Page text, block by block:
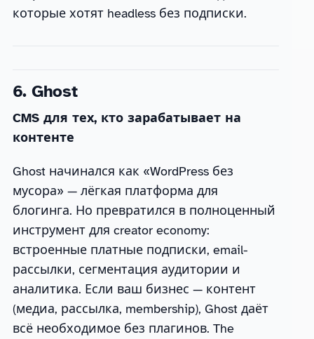
которые хотят headless без подписки.
6. Ghost
CMS для тех, кто зарабатывает на
контенте
Ghost начинался как «WordPress без
мусора» — лёгкая платформа для
блогинга. Но превратился в полноценный
инструмент для creator economy:
встроенные платные подписки, email-
рассылки, сегментация аудитории и
аналитика. Если ваш бизнес — контент
(медиа, рассылка, membership), Ghost даёт
всё необходимое без плагинов. The